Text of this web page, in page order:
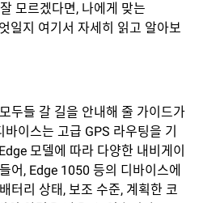
모르겠다면, 나에게 맞는
일지 여기서 자세히 읽고 알아보
두들 갈 길을 안내해 줄 가이드가
이스는 고급 GPS 라우팅을 기
모델에 따라 다양한 내비게이
어, Edge 1050 등의 디바이스에
터리 상태, 보조 수준, 계획한 코